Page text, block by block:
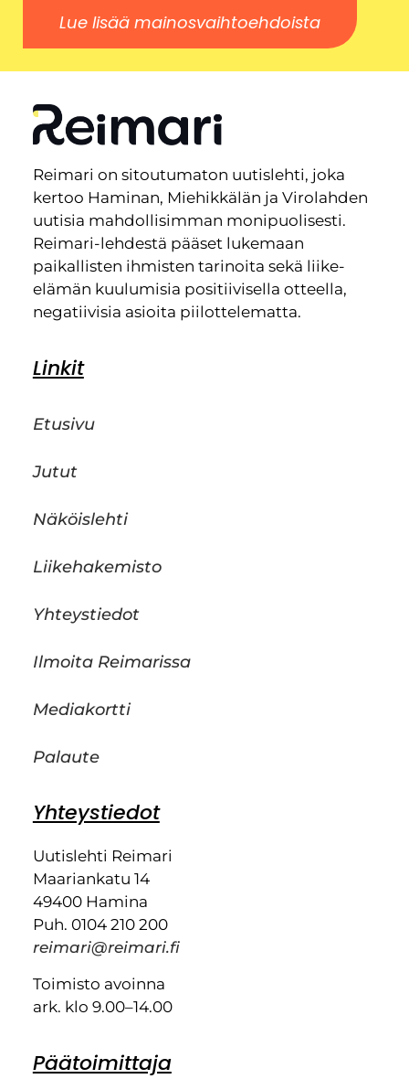
Lue lisää mainosvaihtoehdoista
Reimari on sitoutumaton uutislehti, joka
kertoo Haminan, Miehikkälän ja Virolahden
uutisia mahdollisimman monipuolisesti.
Reimari-lehdestä pääset lukemaan
paikallisten ihmisten tarinoita sekä liike-
elämän kuulumisia positiivisella otteella,
negatiivisia asioita piilottelematta.
Linkit
Etusivu
Jutut
Näköislehti
Liikehakemisto
Yhteystiedot
Ilmoita Reimarissa
Mediakortti
Palaute
Yhteystiedot
Uutislehti Reimari
Maariankatu 14
49400 Hamina
Puh. 0104 210 200
reimari@reimari.fi
Toimisto avoinna
ark. klo 9.00–14.00
Päätoimittaja